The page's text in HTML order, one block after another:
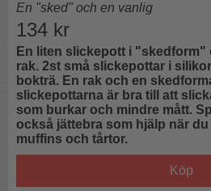
En "sked" och en vanlig
134 kr
En liten slickepott i "skedform"
rak. 2st små slickepottar i
bokträ. En rak och en
slickepottarna är bra till att
som burkar och mindre mått.
också jättebra som hjälp när
muffins och tårtor.
Köp